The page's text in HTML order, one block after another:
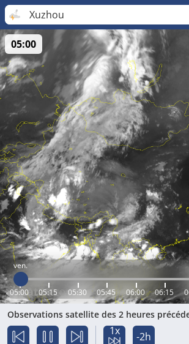
Xuzhou
ven.
05:00 05:15 05:30 05:45 06:00 06:15
05:00
Observations satellite des 2 heures
1x -2h